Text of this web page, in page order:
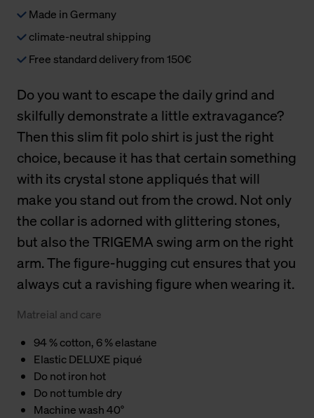
Made in Germany
climate-neutral shipping
Free standard delivery from 150€
Do you want to escape the daily grind and
skilfully demonstrate a little extravagance?
Then this slim fit polo shirt is just the right
choice, because it has that certain something
with its crystal stone appliqués that will
make you stand out from the crowd. Not only
the collar is adorned with glittering stones,
but also the TRIGEMA swing arm on the right
arm. The figure-hugging cut ensures that you
always cut a ravishing figure when wearing it.
Matreial and care
94 % cotton, 6 % elastane
Elastic DELUXE piqué
Do not iron hot
Do not tumble dry
Machine wash 40°